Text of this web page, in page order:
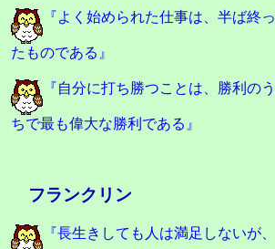
『よく始められた仕事は、半ば終っ
たものである』
『自分に打ち勝つことは、勝利のう
ちで最も偉大な勝利である』
フランクリン
『長生きしても人は満足しないが、